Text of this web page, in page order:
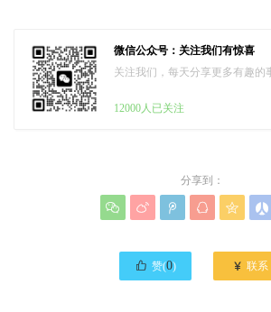
微信公众号：关注我们有惊喜
关注我们，每天分享更多有趣的
12000人已关注
分享到：
     
 赞(0)  联系